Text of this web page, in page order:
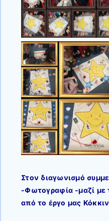
Στον διαγωνισμό
-Φωτογραφία -μαζί με
από το έργο μας